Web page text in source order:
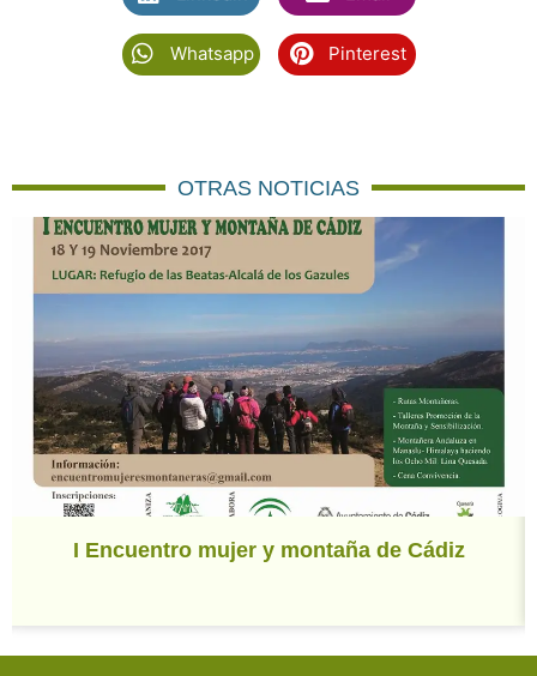
Whatsapp Pinterest
OTRAS NOTICIAS
I Encuentro mujer y montaña de Cádiz